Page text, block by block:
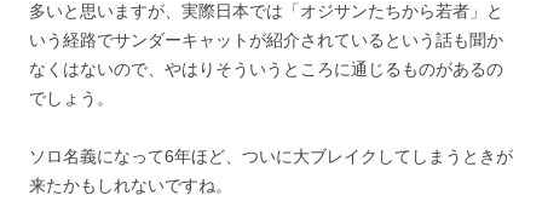
多いと思いますが、実際日本では「オジサンたちから若者」と
いう経路でサンダーキャットが紹介されているという話も聞か
なくはないので、やはりそういうところに通じるものがあるの
でしょう。
ソロ名義になって6年ほど、ついに大ブレイクしてしまうときが
来たかもしれないですね。